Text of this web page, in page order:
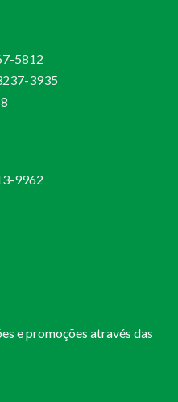
5812
3935
9962
e promoções através das